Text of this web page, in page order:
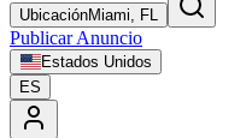
UbicaciónMiami, FL
Publicar Anuncio
Estados Unidos
ES